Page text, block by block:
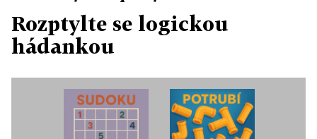
Rozptylte se logickou
hádankou